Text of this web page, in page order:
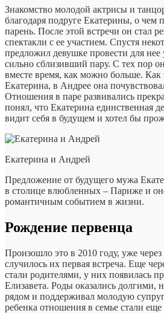
Знакомство молодой актрисы и
благодаря подруге Екатерины, о чем
парень. После этой встречи он стал
спектакли с ее участием. Спустя
предложил девушке провести для
сильно сблизивший пару. С тех пор
вместе время, как можно больше. Как
Екатерина, в Андрее она
Отношения в паре развивались
понял, что Екатерина единственная
видит себя в будущем и хотел бы
Екатерина и Андрей
Предложение от будущего мужа
в столице влюбленных – Париже и
романтичным событием в жизни.
Рождение первенца
Произошло это в 2010 году, уже через
случилось их первая встреча. Еще
стали родителями, у них появилась
Елизавета. Роды оказались долгими,
рядом и поддерживал молодую
ребенка отношения в семье стали еще